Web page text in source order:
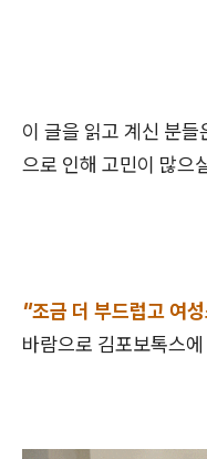
이 글을 읽고 계신 분
으로 인해 고민이 많으
"조금 더 부드럽고 여
바람으로 김포보톡스